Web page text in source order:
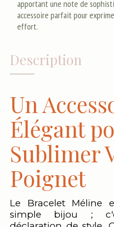
apportant une note de
accessoire parfait pour
effort.
Description
Un
Élégant
Sublimer
Poignet
Le Bracelet Méline
simple bijou ;